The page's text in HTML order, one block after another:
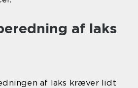
af laks
af laks kræver lidt